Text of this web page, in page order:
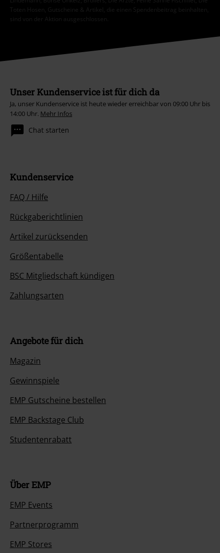
Toten Hosen, Gutscheine & Artikel, die einen Spendenbeitrag beinhalten,
sind von der Aktion ausgeschlossen.
Unser Kundenservice ist für dich da
Ja, unser Kundenservice ist heute wieder erreichbar von 09:00 Uhr bis
14:00 Uhr. Mehr Infos
Chat starten
Kundenservice
FAQ / Hilfe
Rückgaberichtlinien
Artikel zurücksenden
Größentabelle
BSC Mitgliedschaft kündigen
Zahlungsarten
Angebote für dich
Magazin
Gewinnspiele
EMP Gutscheine bestellen
EMP Backstage Club
Studentenrabatt
Über EMP
EMP Events
Partnerprogramm
EMP Stores